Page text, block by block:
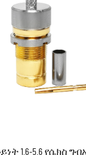
1.6-5.6 የሴክስ ግብአት